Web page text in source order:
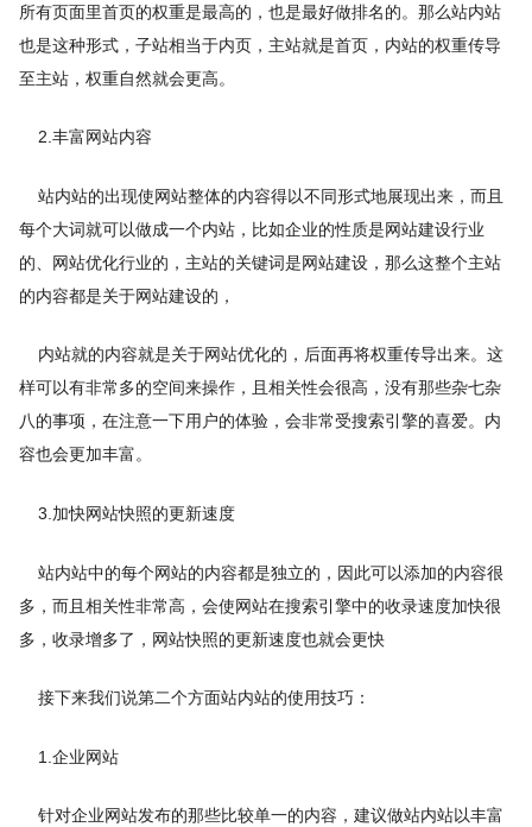
所有页面里首页的权重是最高的，也是最好做排名的。那么站内站
也是这种形式，子站相当于内页，主站就是首页，内站的权重传导
至主站，权重自然就会更高。
2.丰富网站内容
站内站的出现使网站整体的内容得以不同形式地展现出来，而且
每个大词就可以做成一个内站，比如企业的性质是网站建设行业
的、网站优化行业的，主站的关键词是网站建设，那么这整个主站
的内容都是关于网站建设的，
内站就的内容就是关于网站优化的，后面再将权重传导出来。这
样可以有非常多的空间来操作，且相关性会很高，没有那些杂七杂
八的事项，在注意一下用户的体验，会非常受搜索引擎的喜爱。内
容也会更加丰富。
3.加快网站快照的更新速度
站内站中的每个网站的内容都是独立的，因此可以添加的内容很
多，而且相关性非常高，会使网站在搜索引擎中的收录速度加快很
多，收录增多了，网站快照的更新速度也就会更快
接下来我们说第二个方面站内站的使用技巧：
1.企业网站
针对企业网站发布的那些比较单一的内容，建议做站内站以丰富